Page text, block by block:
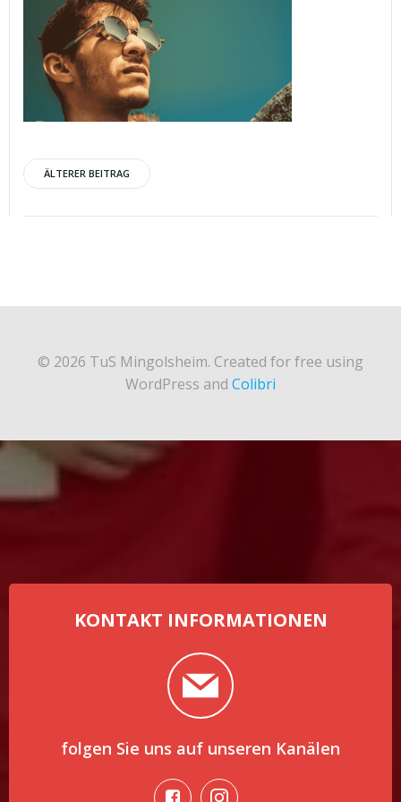
Post
navigation
ÄLTERER BEITRAG
© 2026 TuS Mingolsheim. Created for free using
WordPress and Colibri
KONTAKT INFORMATIONEN
folgen Sie uns auf unseren Kanälen